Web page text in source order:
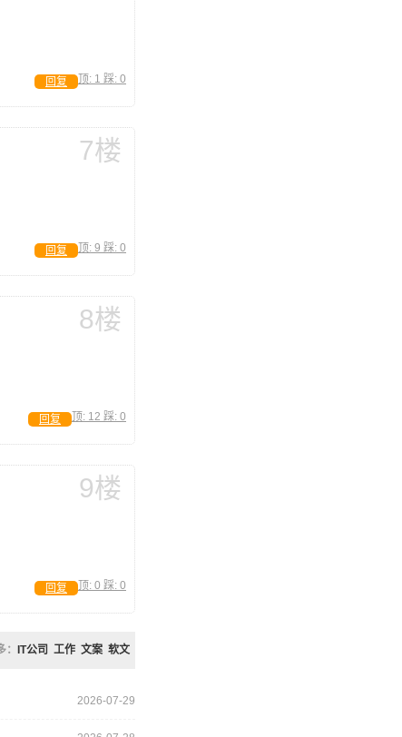
顶: 1 踩: 0
回复
7楼
顶: 9 踩: 0
回复
8楼
顶: 12 踩: 0
回复
9楼
顶: 0 踩: 0
回复
IT公司 工作 文案 软文
2026-07-29